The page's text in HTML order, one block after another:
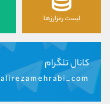
لیست رمزارزها
کانال تلگرام
alirezamehrabi_com